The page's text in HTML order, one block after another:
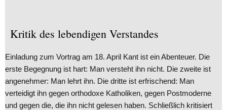
Kritik des lebendigen Verstandes
Einladung zum Vortrag am 18. April Kant ist ein Abenteuer. Die
erste Begegnung ist hart: Man versteht ihn nicht. Die zweite ist
angenehmer: Man lehrt ihn. Die dritte ist erfrischend: Man
verteidigt ihn gegen orthodoxe Katholiken, gegen Postmoderne
und gegen die, die ihn nicht gelesen haben. Schließlich kritisiert